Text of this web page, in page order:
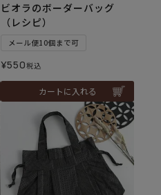
ビオラのボーダーバッグ
（レシピ）
メール便10個まで可
¥550税込
カートに入れる